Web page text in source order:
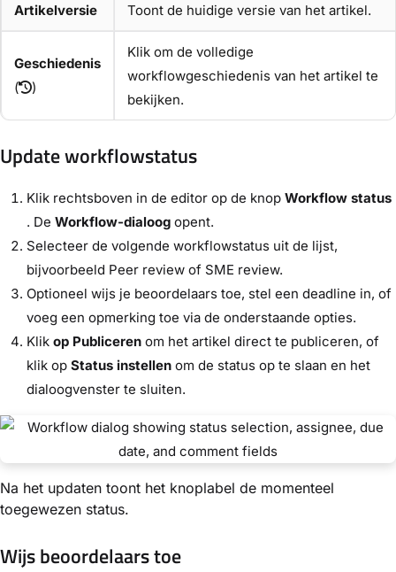
Artikelversie Toont de huidige versie van het artikel.
Geschiedenis
(
)
Klik om de volledige
workflowgeschiedenis van het artikel te
bekijken.
Update workflowstatus
Klik rechtsboven in de editor op de knop Workflow status
. De Workflow-dialoog opent.
Selecteer de volgende workflowstatus uit de lijst,
bijvoorbeeld Peer review of SME review.
Optioneel wijs je beoordelaars toe, stel een deadline in, of
voeg een opmerking toe via de onderstaande opties.
Klik op Publiceren om het artikel direct te publiceren, of
klik op Status instellen om de status op te slaan en het
dialoogvenster te sluiten.
Na het updaten toont het knoplabel de momenteel
toegewezen status.
Wijs beoordelaars toe